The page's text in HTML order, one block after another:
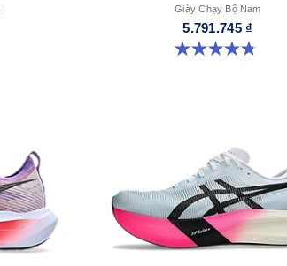
Giày Chạy Bộ Nam
5.791.745 ₫
4.8 trong số 5 sao. 697 đánh giá